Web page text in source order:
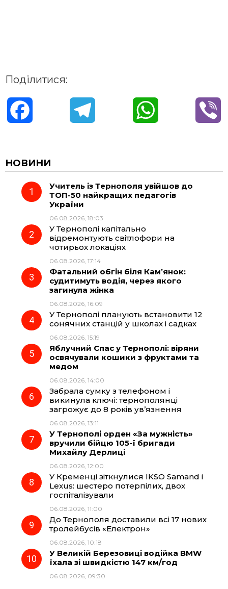
Поділитися:
c
e
o
k
e
r
a
m
t
A
НОВИНИ
Учитель із Тернополя увійшов до
ТОП-50 найкращих педагогів
України
06.08.2026, 18:03
У Тернополі капітально
відремонтують світлофори на
чотирьох локаціях
06.08.2026, 17:14
Фатальний обгін біля Кам’янок:
судитимуть водія, через якого
загинула жінка
06.08.2026, 16:09
У Тернополі планують встановити 12
сонячних станцій у школах і садках
06.08.2026, 15:19
Яблучний Спас у Тернополі: віряни
освячували кошики з фруктами та
медом
06.08.2026, 14:00
Забрала сумку з телефоном і
викинула ключі: тернополянці
загрожує до 8 років ув’язнення
06.08.2026, 13:11
У Тернополі орден «За мужність»
вручили бійцю 105-ї бригади
Михайлу Дерлиці
06.08.2026, 12:00
У Кременці зіткнулися IKSO Samand і
Lexus: шестеро потерпілих, двох
госпіталізували
06.08.2026, 11:00
До Тернополя доставили всі 17 нових
тролейбусів «Електрон»
06.08.2026, 10:18
У Великій Березовиці водійка BMW
їхала зі швидкістю 147 км/год
06.08.2026, 09:30